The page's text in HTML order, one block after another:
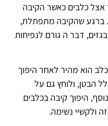
אצל כלבים כאשר הקיבה
שהקיבה מתפתלת,
דבר ה גורם לנפיחות
הוא מהיר לאחר היפוך
הבטן, ולוחץ גם על
היפוך קיבה בכלבים
ולקשיי נשימה.